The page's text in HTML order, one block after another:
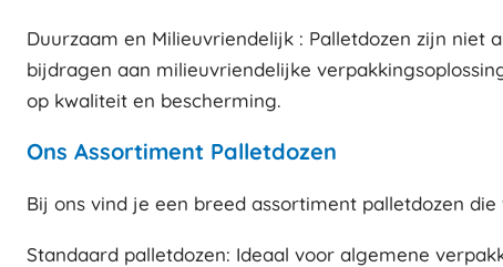
Duurzaam en Milieuvriendelijk : Palletdozen zijn
bijdragen aan milieuvriendelijke
op kwaliteit en bescherming.
Ons Assortiment Palletdozen
Bij ons vind je een breed assortiment palletdozen
Standaard palletdozen: Ideaal voor algemene